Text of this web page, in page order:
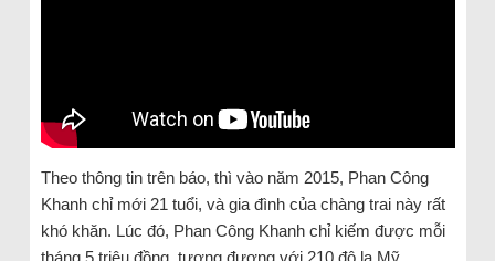
Theo thông tin trên báo, thì vào năm 2015, Phan Công
Khanh chỉ mới 21 tuổi, và gia đình của chàng trai này rất
khó khăn. Lúc đó, Phan Công Khanh chỉ kiếm được mỗi
tháng 5 triệu đồng, tương đương với 210 đô la Mỹ.